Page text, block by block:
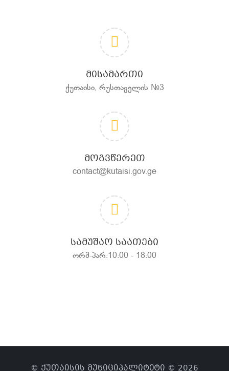
ᲛᲘᲡᲐᲛᲐᲠᲗᲘ
ქუთაისი, რუსთაველის №3
ᲛᲝᲒᲕᲬᲔᲠᲔᲗ
contact@kutaisi.gov.ge
ᲡᲐᲛᲣᲨᲐᲝ ᲡᲐᲐᲗᲔᲑᲘ
ორშ-პარ:10:00 - 18:00
© ქუთაისის მუნიციპალიტეტი © 2026